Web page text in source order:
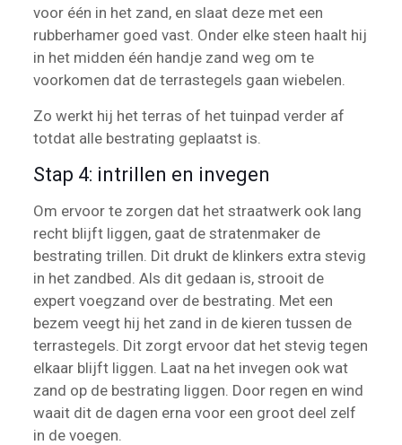
voor één in het zand, en slaat deze met een
rubberhamer goed vast. Onder elke steen haalt hij
in het midden één handje zand weg om te
voorkomen dat de terrastegels gaan wiebelen.
Zo werkt hij het terras of het tuinpad verder af
totdat alle bestrating geplaatst is.
Stap 4: intrillen en invegen
Om ervoor te zorgen dat het straatwerk ook lang
recht blijft liggen, gaat de stratenmaker de
bestrating trillen. Dit drukt de klinkers extra stevig
in het zandbed. Als dit gedaan is, strooit de
expert voegzand over de bestrating. Met een
bezem veegt hij het zand in de kieren tussen de
terrastegels. Dit zorgt ervoor dat het stevig tegen
elkaar blijft liggen. Laat na het invegen ook wat
zand op de bestrating liggen. Door regen en wind
waait dit de dagen erna voor een groot deel zelf
in de voegen.